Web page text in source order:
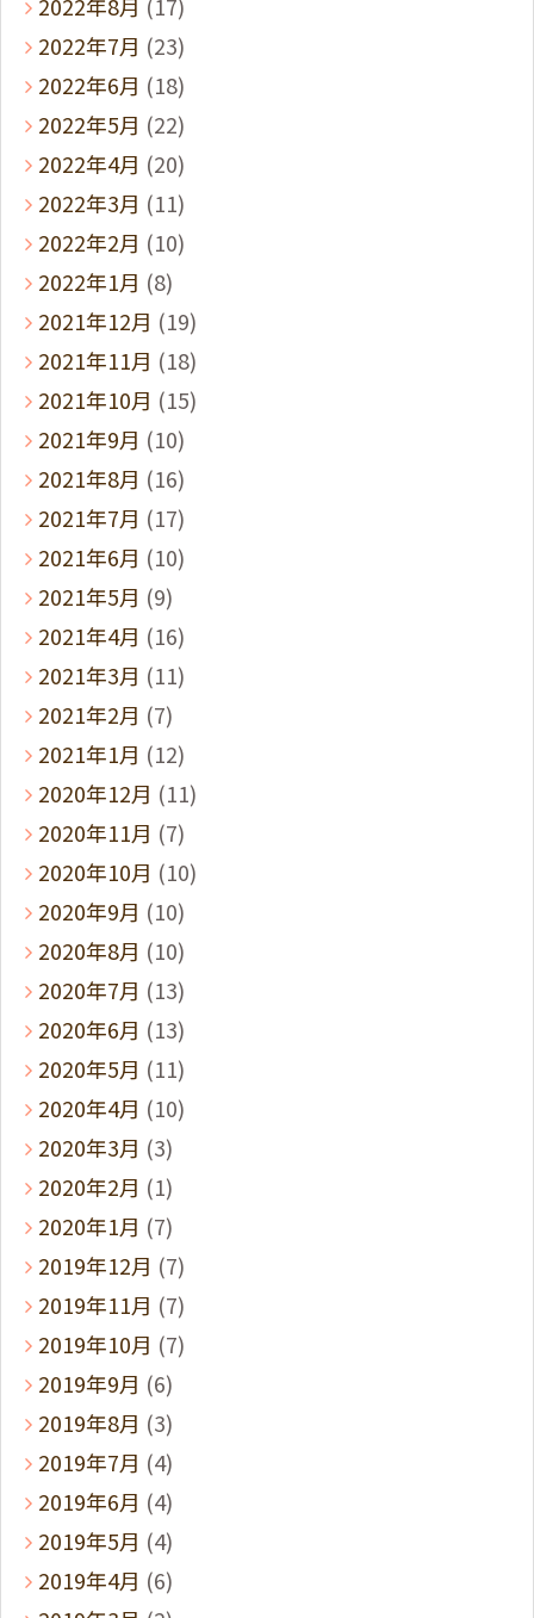
2022年8月 (17)
2022年7月 (23)
2022年6月 (18)
2022年5月 (22)
2022年4月 (20)
2022年3月 (11)
2022年2月 (10)
2022年1月 (8)
2021年12月 (19)
2021年11月 (18)
2021年10月 (15)
2021年9月 (10)
2021年8月 (16)
2021年7月 (17)
2021年6月 (10)
2021年5月 (9)
2021年4月 (16)
2021年3月 (11)
2021年2月 (7)
2021年1月 (12)
2020年12月 (11)
2020年11月 (7)
2020年10月 (10)
2020年9月 (10)
2020年8月 (10)
2020年7月 (13)
2020年6月 (13)
2020年5月 (11)
2020年4月 (10)
2020年3月 (3)
2020年2月 (1)
2020年1月 (7)
2019年12月 (7)
2019年11月 (7)
2019年10月 (7)
2019年9月 (6)
2019年8月 (3)
2019年7月 (4)
2019年6月 (4)
2019年5月 (4)
2019年4月 (6)